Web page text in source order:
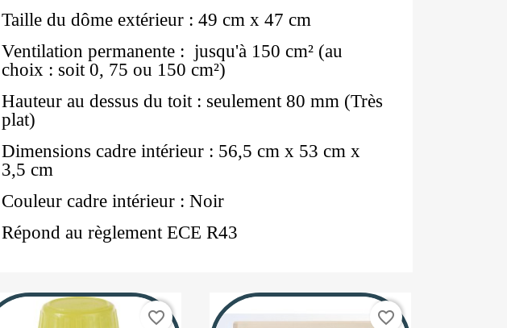
Taille du dôme extérieur : 49 cm x 47 cm
Ventilation permanente : jusqu'à 150 cm² (au
choix : soit 0, 75 ou 150 cm²)
Hauteur au dessus du toit : seulement 80 mm (Très
plat)
Dimensions cadre intérieur : 56,5 cm x 53 cm x
3,5 cm
Couleur cadre intérieur : Noir
Répond au règlement ECE R43
favorite_border favorite_border